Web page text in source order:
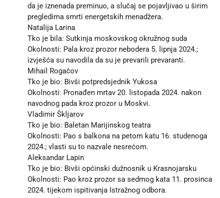
da je iznenada preminuo, a slučaj se pojavljivao u širim
pregledima smrti energetskih menadžera.
Natalija Larina
Tko je bila: Sutkinja moskovskog okružnog suda
Okolnosti: Pala kroz prozor nebodera 5. lipnja 2024.;
izvješća su navodila da su je prevarili prevaranti.
Mihail Rogačov
Tko je bio: Bivši potpredsjednik Yukosa
Okolnosti: Pronađen mrtav 20. listopada 2024. nakon
navodnog pada kroz prozor u Moskvi.
Vladimir Škljarov
Tko je bio: Baletan Marijinskog teatra
Okolnosti: Pao s balkona na petom katu 16. studenoga
2024.; vlasti su to nazvale nesrećom.
Aleksandar Lapin
Tko je bio: Bivši općinski dužnosnik u Krasnojarsku
Okolnosti: Pao kroz prozor sa sedmog kata 11. prosinca
2024. tijekom ispitivanja Istražnog odbora.